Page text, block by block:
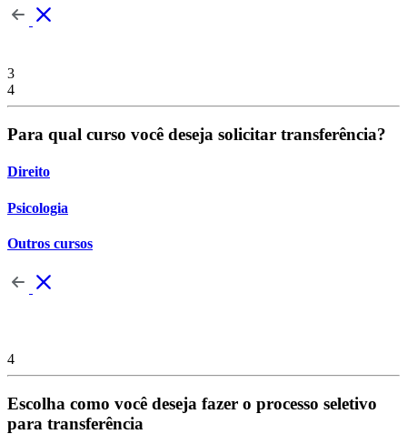
3
4
Para qual curso você deseja solicitar transferência?
Direito
Psicologia
Outros cursos
4
Escolha como você deseja fazer o processo seletivo
para transferência